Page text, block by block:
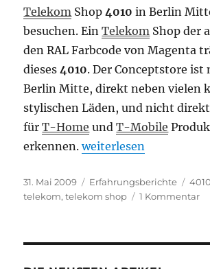
Telekom Shop4010 in Berlin
besuchen. EinTelekom Shop der
den RAL Farbcode von Magenta
dieses4010. Der Conceptstore
Berlin Mitte, direkt neben vielen
stylischen Läden, und nicht
fürT-Home undT-Mobile
erkennen.„4010 – Der urbane
weiterlesen
Veröffentlicht
am
31. Mai 2009 Kategorien
Erfahrungsberichte 4010
telekom,telekom shop 1 Kommentarzu